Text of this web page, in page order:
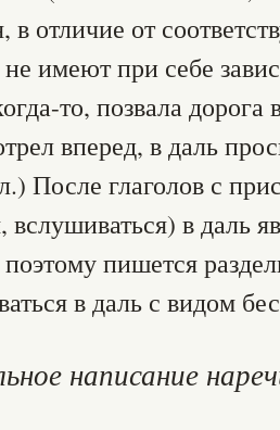
в отличие от
не имеют при себе
то, позвала
вперед, в даль
После глаголов с
вслушиваться) в даль
пишется
в даль с видом
написание